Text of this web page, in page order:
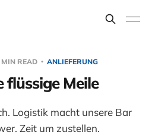
MIN READ ANLIEFERUNG
flüssige Meile
Logistik macht unsere Bar
Zeit um zustellen.